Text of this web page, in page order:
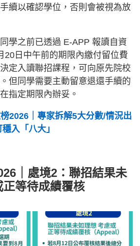
續以確認學位，否則會被視為放
學之前已透過 E-APP 報讀自資
20日中午前的期限內繳付留位費
定入讀聯招課程，可向原先院校
但同學需要主動留意退還手續的
指定期限內辦妥。
2026｜專家拆解5大分數/情況出
入「八大」
｜處境2：聯招結果未
等待成績覆核